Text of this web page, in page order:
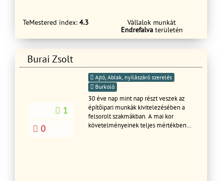
hívjon bizalommal!!
TeMestered index: 4.3
Vállalok munkát
Endrefalvaterületén
Burai Zsolt
1
0
Ajtó, Ablak, nyílászáró szerelés
Burkoló
30 éve nap mint nap részt veszek az
építőipari munkák kivitelezésében a
felsorolt szakmákban. A mai kor
követelményeinek teljes mértékben